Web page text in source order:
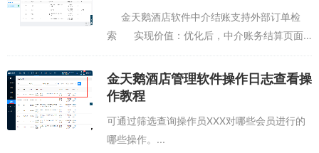
金天鹅酒店软件中介结账支持外部订单检
索 实现价值：优化后，中介账务结算页面
新增搜索框，框内内容显示“请输入外部订单
号”，...
金天鹅酒店管理软件操作日志查看操
作教程
可通过筛选查询操作员XXX对哪些会员进行的
哪些操作。...